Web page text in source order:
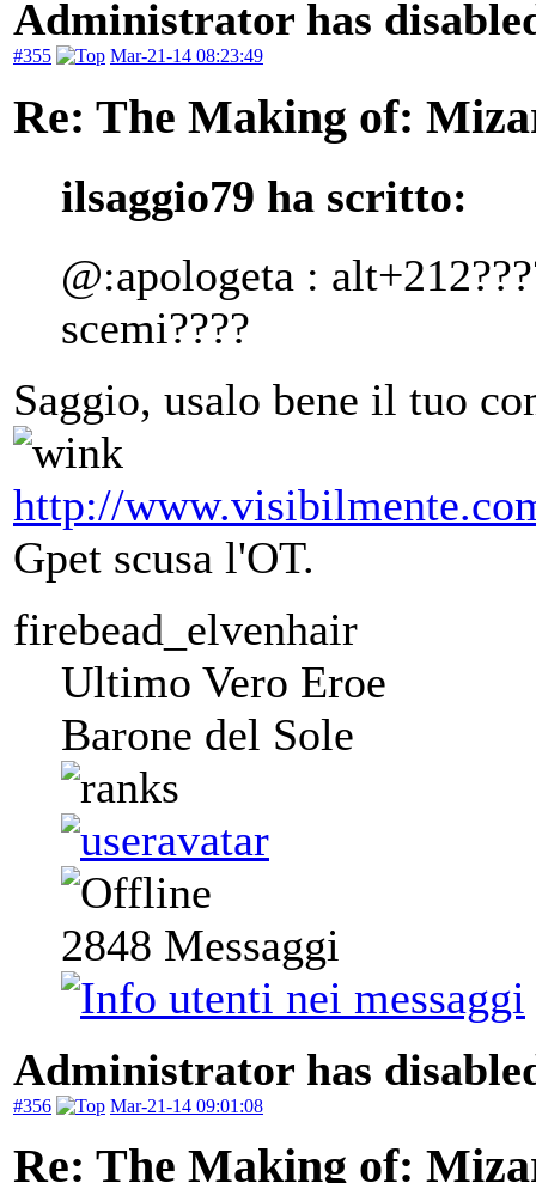
Administrator has
#355 Mar-21-14 08:23:49
Re: The Making of:
ilsaggio79 ha scritto:
@:apologeta :
scemi????
Saggio, usalo bene il tuo
http://
Gpet scusa l'OT.
firebead_elvenhair
Ultimo Vero Eroe
Barone del Sole
2848 Messaggi
Administrator has
#356 Mar-21-14 09:01:08
Re: The Making of: